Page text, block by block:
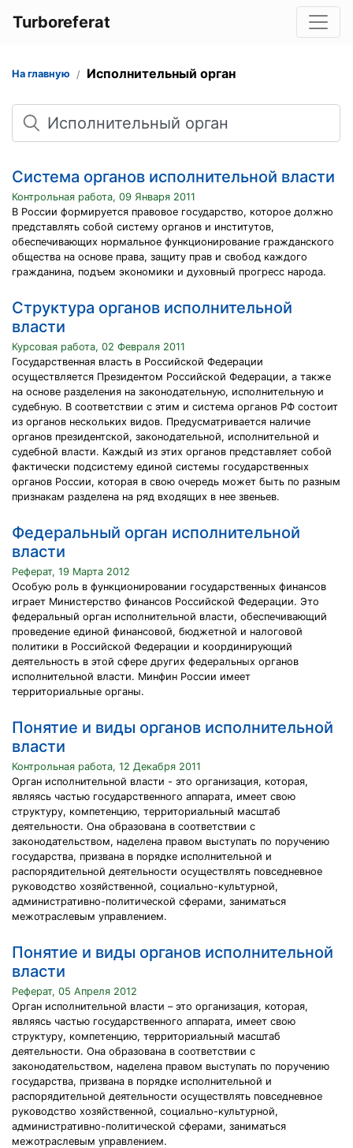
Turboreferat
На главную Исполнительный орган
Поиск
Система органов исполнительной власти
Контрольная работа, 09 Января 2011
В России формируется правовое государство, которое должно
представлять собой систему органов и институтов,
обеспечивающих нормальное функционирование гражданского
общества на основе права, защиту прав и свобод каждого
гражданина, подъем экономики и духовный прогресс народа.
Структура органов исполнительной
власти
Курсовая работа, 02 Февраля 2011
Государственная власть в Российской Федерации
осуществляется Президентом Российской Федерации, а также
на основе разделения на законодательную, исполнительную и
судебную. В соответствии с этим и система органов РФ состоит
из органов нескольких видов. Предусматривается наличие
органов президентской, законодательной, исполнительной и
судебной власти. Каждый из этих органов представляет собой
фактически подсистему единой системы государственных
органов России, которая в свою очередь может быть по разным
признакам разделена на ряд входящих в нее звеньев.
Федеральный орган исполнительной
власти
Реферат, 19 Марта 2012
Особую роль в функционировании государственных финансов
играет Министерство финансов Российской Федерации. Это
федеральный орган исполнительной власти, обеспечивающий
проведение единой финансовой, бюджетной и налоговой
политики в Российской Федерации и координирующий
деятельность в этой сфере других федеральных органов
исполнительной власти. Минфин России имеет
территориальные органы.
Понятие и виды органов исполнительной
власти
Контрольная работа, 12 Декабря 2011
Орган исполнительной власти - это организация, которая,
являясь частью государственного аппарата, имеет свою
структуру, компетенцию, территориальный масштаб
деятельности. Она образована в соответствии с
законодательством, наделена правом выступать по поручению
государства, призвана в порядке исполнительной и
распорядительной деятельности осуществлять повседневное
руководство хозяйственной, социально-культурной,
административно-политической сферами, заниматься
межотраслевым управлением.
Понятие и виды органов исполнительной
власти
Реферат, 05 Апреля 2012
Орган исполнительной власти – это организация, которая,
являясь частью государственного аппарата, имеет свою
структуру, компетенцию, территориальный масштаб
деятельности. Она образована в соответствии с
законодательством, наделена правом выступать по поручению
государства, призвана в порядке исполнительной и
распорядительной деятельности осуществлять повседневное
руководство хозяйственной, социально-культурной,
административно-политической сферами, заниматься
межотраслевым управлением.